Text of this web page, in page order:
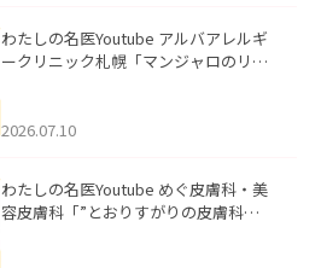
わたしの名医Youtube アルバアレルギ
ークリニック札幌「マンジャロのリア
た。
2026.07.10
わたしの名医Youtube めぐ皮膚科・美
容皮膚科「”とおりすがりの皮膚科